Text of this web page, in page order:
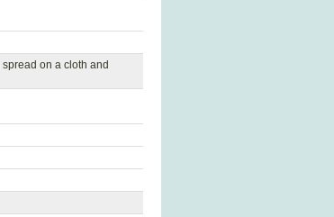
on a cloth and